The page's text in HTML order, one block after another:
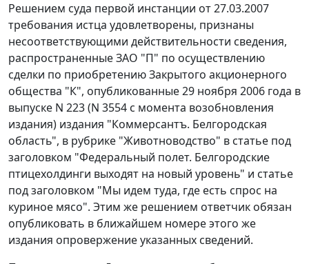
Решением суда первой инстанции от 27.03.2007
требования истца удовлетворены, признаны
несоответствующими действительности сведения,
распространенные ЗАО "П" по осуществлению
сделки по приобретению Закрытого акционерного
общества "К", опубликованные 29 ноября 2006 года в
выпуске N 223 (N 3554 с момента возобновления
издания) издания "Коммерсантъ. Белгородская
область", в рубрике "Животноводство" в статье под
заголовком "Федеральный полет. Белгородские
птицехолдинги выходят на новый уровень" и статье
под заголовком "Мы идем туда, где есть спрос на
куриное мясо". Этим же решением ответчик обязан
опубликовать в ближайшем номере этого же
издания опровержение указанных сведений.